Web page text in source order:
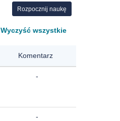
Rozpocznij naukę
Wyczyść wszystkie
Komentarz
-
-